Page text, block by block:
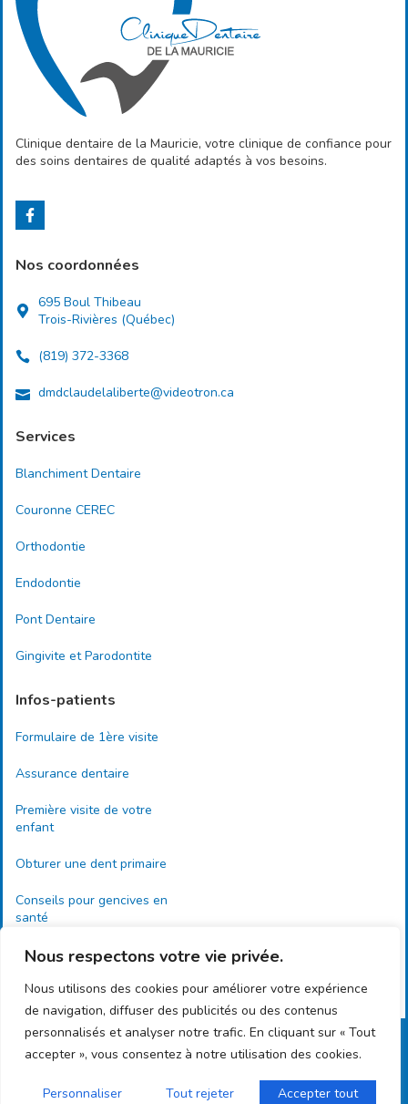
Nous respectons votre vie privée.
Nous utilisons des cookies pour améliorer votre expérience
de navigation, diffuser des publicités ou des contenus
personnalisés et analyser notre trafic. En cliquant sur « Tout
accepter », vous consentez à notre utilisation des cookies.
Personnaliser Tout rejeter Accepter tout
Clinique dentaire de la Mauricie, votre clinique de confiance pour
des soins dentaires de qualité adaptés à vos besoins.
Nos coordonnées
695 Boul Thibeau
Trois-Rivières (Québec)
(819) 372-3368
dmdclaudelaliberte@videotron.ca
Services
Blanchiment Dentaire
Couronne CEREC
Orthodontie
Endodontie
Pont Dentaire
Gingivite et Parodontite
Infos-patients
Formulaire de 1ère visite
Assurance dentaire
Première visite de votre
enfant
Obturer une dent primaire
Conseils pour gencives en
santé
Importance de l’examen
Copyright © 2024 Clinique dentaire de la Mauricie, tous droits réservés. Propulsé par
Politique de confidentialité